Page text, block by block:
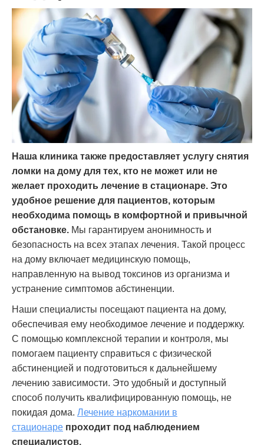
Наша клиника также предоставляет услугу снятия
ломки на дому для тех, кто не может или не
желает проходить лечение в стационаре. Это
удобное решение для пациентов, которым
необходима помощь в комфортной и привычной
обстановке. Мы гарантируем анонимность и
безопасность на всех этапах лечения. Такой процесс
на дому включает медицинскую помощь,
направленную на вывод токсинов из организма и
устранение симптомов абстиненции.
Наши специалисты посещают пациента на дому,
обеспечивая ему необходимое лечение и поддержку.
С помощью комплексной терапии и контроля, мы
помогаем пациенту справиться с физической
абстиненцией и подготовиться к дальнейшему
лечению зависимости. Это удобный и доступный
способ получить квалифицированную помощь, не
покидая дома. Лечение наркомании в
стационаре проходит под наблюдением
специалистов.